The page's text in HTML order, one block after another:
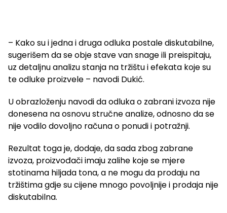
– Kako su i jedna i druga odluka postale diskutabilne,
sugerišem da se obje stave van snage ili preispitaju,
uz detaljnu analizu stanja na tržištu i efekata koje su
te odluke proizvele – navodi Dukić.
U obrazloženju navodi da odluka o zabrani izvoza nije
donesena na osnovu stručne analize, odnosno da se
nije vodilo dovoljno računa o ponudi i potražnji.
Rezultat toga je, dodaje, da sada zbog zabrane
izvoza, proizvođači imaju zalihe koje se mjere
stotinama hiljada tona, a ne mogu da prodaju na
tržištima gdje su cijene mnogo povoljnije i prodaja nije
diskutabilna.